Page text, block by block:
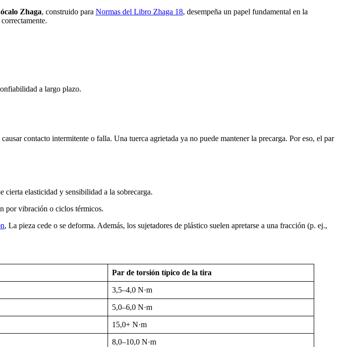
Zhaga, construido para Normas del Libro Zhaga 18, desempeña un papel fundamental en la
a largo plazo.
causar contacto intermitente o falla. Una tuerca agrietada ya no puede mantener la precarga. Por eso, el par
cierta elasticidad y sensibilidad a la sobrecarga.
por vibración o ciclos térmicos.
, La pieza cede o se deforma. Además, los sujetadores de plástico suelen apretarse a una fracción (p. ej.,
Par de torsión típico de la tira
3,5–4,0 N·m
5,0–6,0 N·m
15,0+ N·m
8,0–10,0 N·m